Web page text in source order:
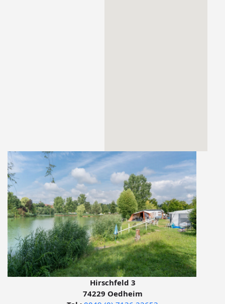
Hirschfeld 3
74229 Oedheim